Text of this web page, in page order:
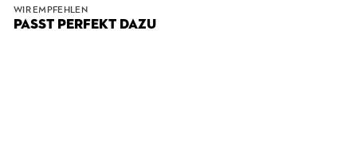
WIR EMPFEHLEN
PASST PERFEKT DAZU